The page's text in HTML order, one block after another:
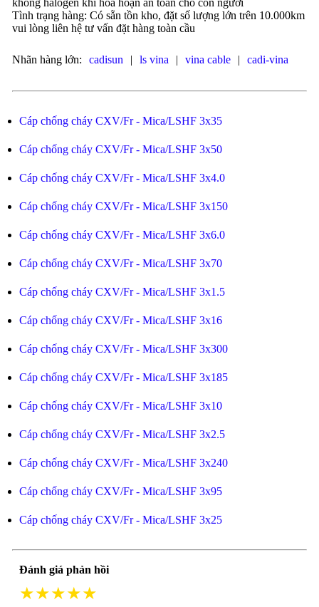
không halogen khi hỏa hoạn an toàn cho con người
Tình trạng hàng: Có sẵn tồn kho, đặt số lượng lớn trên 10.000km
vui lòng liên hệ tư vấn đặt hàng toàn cầu
Nhãn hàng lớn: cadisun | ls vina | vina cable | cadi-vina
Cáp chống cháy CXV/Fr - Mica/LSHF 3x35
Cáp chống cháy CXV/Fr - Mica/LSHF 3x50
Cáp chống cháy CXV/Fr - Mica/LSHF 3x4.0
Cáp chống cháy CXV/Fr - Mica/LSHF 3x150
Cáp chống cháy CXV/Fr - Mica/LSHF 3x6.0
Cáp chống cháy CXV/Fr - Mica/LSHF 3x70
Cáp chống cháy CXV/Fr - Mica/LSHF 3x1.5
Cáp chống cháy CXV/Fr - Mica/LSHF 3x16
Cáp chống cháy CXV/Fr - Mica/LSHF 3x300
Cáp chống cháy CXV/Fr - Mica/LSHF 3x185
Cáp chống cháy CXV/Fr - Mica/LSHF 3x10
Cáp chống cháy CXV/Fr - Mica/LSHF 3x2.5
Cáp chống cháy CXV/Fr - Mica/LSHF 3x240
Cáp chống cháy CXV/Fr - Mica/LSHF 3x95
Cáp chống cháy CXV/Fr - Mica/LSHF 3x25
Đánh giá phản hồi
★★★★★